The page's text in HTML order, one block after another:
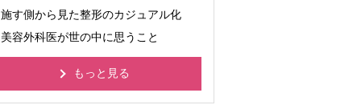
施す側から見た整形のカジュアル化
美容外科医が世の中に思うこと
もっと見る